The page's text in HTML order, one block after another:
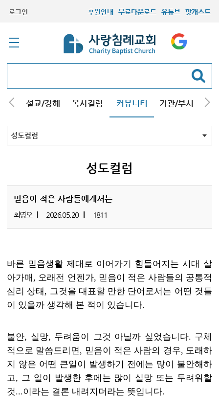
로그인 후원안내 무료다운로드 유튜브 팟캐스트
내 설교/강해 목사컬럼 커뮤니티 기관/부서 선
최근등록자료
자유게시판
교회소식
성도컬럼
성도컬럼
믿음이 적은 사람들에게서는
최영오 2026.05.20 1811
바른 믿음생활 제대로 이어가기 힘들어지는 시대 살
아가매 , 오래전 언젠가, 믿음이 적은 사람들의 공통적
심리 상태 , 그것을 대표할 만한 단어로서는 어떤 것들
이 있을까 생각해 본 적이 있습니다.
불안, 실망, 두려움이 그것 아닐까 싶었습니다. 구체
적으로 말씀드리면, 믿음이 적은 사람의 경우, 도래하
지 않은 어떤 큰일이 발생하기 전에는 많이 불안해하
고, 그 일이 발생한 후에는 많이 실망 또는 두려워할
것...이라는 결론 내려지더라는 뜻입니다.